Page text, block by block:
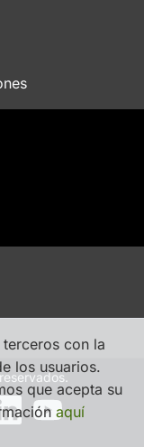
con la
los usuarios.
que acepta su
aquí